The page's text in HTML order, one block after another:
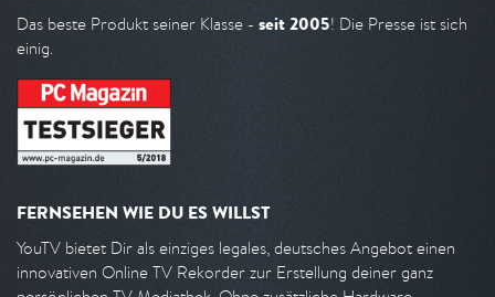
Das beste Produkt seiner Klasse - seit 2005! Die Presse ist sich
einig.
FERNSEHEN WIE DU ES WILLST
YouTV bietet Dir als einziges legales, deutsches Angebot einen
innovativen Online TV Rekorder zur Erstellung deiner ganz